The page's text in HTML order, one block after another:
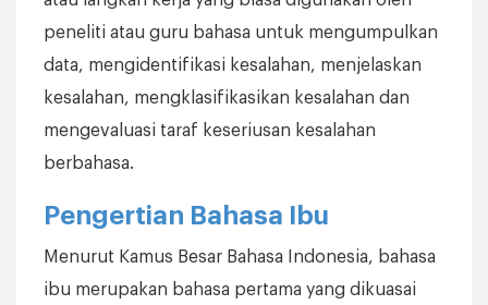
peneliti atau guru bahasa untuk mengumpulkan
data, mengidentifikasi kesalahan, menjelaskan
kesalahan, mengklasifikasikan kesalahan dan
mengevaluasi taraf keseriusan kesalahan
berbahasa.
Pengertian Bahasa Ibu
Menurut Kamus Besar Bahasa Indonesia, bahasa
ibu merupakan bahasa pertama yang dikuasai